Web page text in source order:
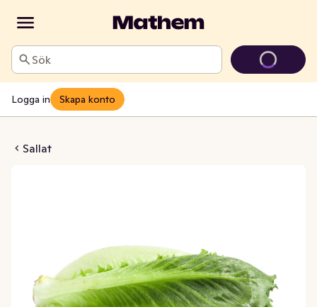
Sök
Logga in Skapa konto
SallatKlass1